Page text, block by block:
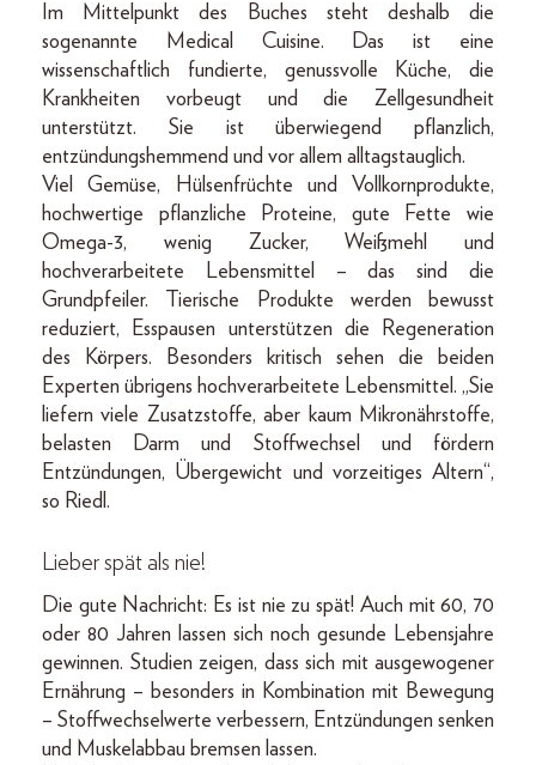
Im Mittelpunkt des Buches steht deshalb die
sogenannte Medical Cuisine. Das ist eine
wissenschaftlich fundierte, genussvolle Küche, die
Krankheiten vorbeugt und die Zellgesundheit
unterstützt. Sie ist überwiegend pflanzlich,
entzündungshemmend und vor allem alltagstauglich.
Viel Gemüse, Hülsenfrüchte und Vollkornprodukte,
hochwertige pflanzliche Proteine, gute Fette wie
Omega-3, wenig Zucker, Weißmehl und
hochverarbeitete Lebensmittel – das sind die
Grundpfeiler. Tierische Produkte werden bewusst
reduziert, Esspausen unterstützen die Regeneration
des Körpers. Besonders kritisch sehen die beiden
Experten übrigens hochverarbeitete Lebensmittel. „Sie
liefern viele Zusatzstoffe, aber kaum Mikronährstoffe,
belasten Darm und Stoffwechsel und fördern
Entzündungen, Übergewicht und vorzeitiges Altern“,
so Riedl.
Lieber spät als nie!
Die gute Nachricht: Es ist nie zu spät! Auch mit 60, 70
oder 80 Jahren lassen sich noch gesunde Lebensjahre
gewinnen. Studien zeigen, dass sich mit ausgewogener
Ernährung – besonders in Kombination mit Bewegung
– Stoffwechselwerte verbessern, Entzündungen senken
und Muskelabbau bremsen lassen.